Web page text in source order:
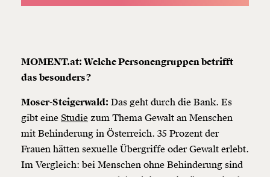
MOMENT.at: Welche Personengruppen betrifft
das besonders?
Moser-Steigerwald: Das geht durch die Bank. Es
gibt eine Studie zum Thema Gewalt an Menschen
mit Behinderung in Österreich. 35 Prozent der
Frauen hätten sexuelle Übergriffe oder Gewalt erlebt.
Im Vergleich: bei Menschen ohne Behinderung sind